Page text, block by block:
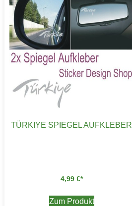
TÜRKIYE SPIEGEL AUFKLEBER
4,99 €
Zum Produkt